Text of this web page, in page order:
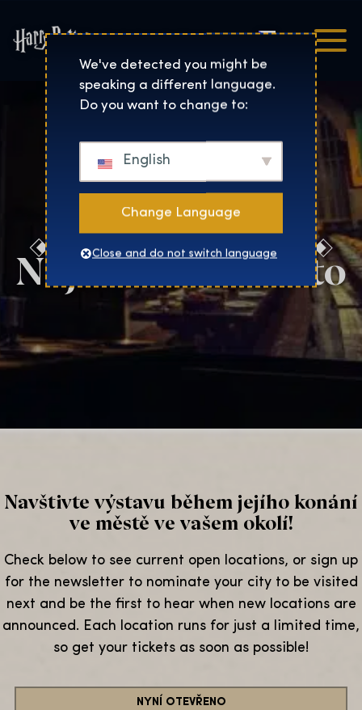
Harry Potter™: The
Čeština
Najděte své město
Navštivte výstavu během jejího konání
ve městě ve vašem okolí!
Check below to see current open locations, or sign up
for the newsletter to nominate your city to be visited
next and be the first to hear when new locations are
announced. Each location runs for just a limited time,
so get your tickets as soon as possible!
NYNÍ OTEVŘENO
We've detected you might be
speaking a different language.
Do you want to change to:
English
Change Language
Close and do not switch language